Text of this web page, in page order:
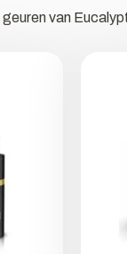
van